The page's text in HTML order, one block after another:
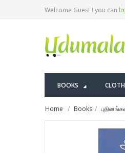
Welcome Guest ! you can
BOOKS
Home Books